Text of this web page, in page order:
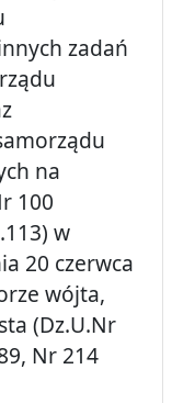
zadań
na
100
w
20 czerwca
wójta,
(Dz.U.Nr
Nr 214